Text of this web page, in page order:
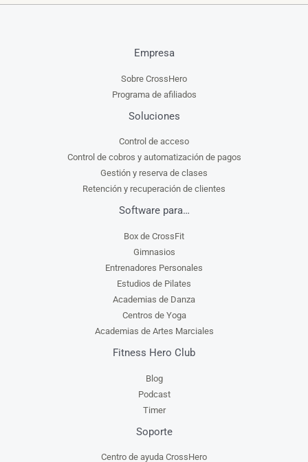
Empresa
Sobre CrossHero
Programa de afiliados
Soluciones
Control de acceso
Control de cobros y automatización de pagos
Gestión y reserva de clases
Retención y recuperación de clientes
Software para…
Box de CrossFit
Gimnasios
Entrenadores Personales
Estudios de Pilates
Academias de Danza
Centros de Yoga
Academias de Artes Marciales
Fitness Hero Club
Blog
Podcast
Timer
Soporte
Centro de ayuda CrossHero